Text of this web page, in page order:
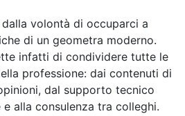
volontà di occuparci a
di un geometra moderno.
infatti di condividere tutte le
professione: dai contenuti di
dal supporto tecnico
alla consulenza tra colleghi.